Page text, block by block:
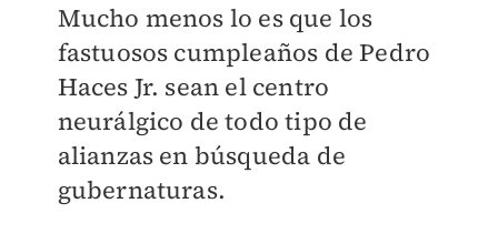
Mucho menos lo es que los
fastuosos cumpleaños de Pedro
Haces Jr. sean el centro
neurálgico de todo tipo de
alianzas en búsqueda de
gubernaturas.